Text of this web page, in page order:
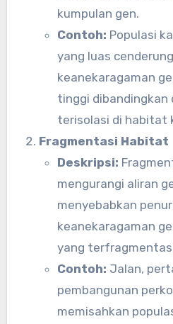
kumpulan gen.
Contoh: Populasi
yang luas
keanekaragaman
tinggi dibandingkan
terisolasi di habitat
Fragmentasi Habitat
Deskripsi:
mengurangi aliran
menyebabkan
keanekaragaman
yang
Contoh: Jalan,
pembangunan
memisahkan